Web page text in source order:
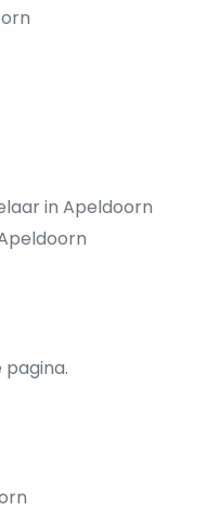
in Apeldoorn
pagina.